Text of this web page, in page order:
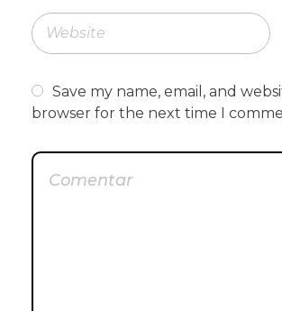
Save my name, email, and
browser for the next time I